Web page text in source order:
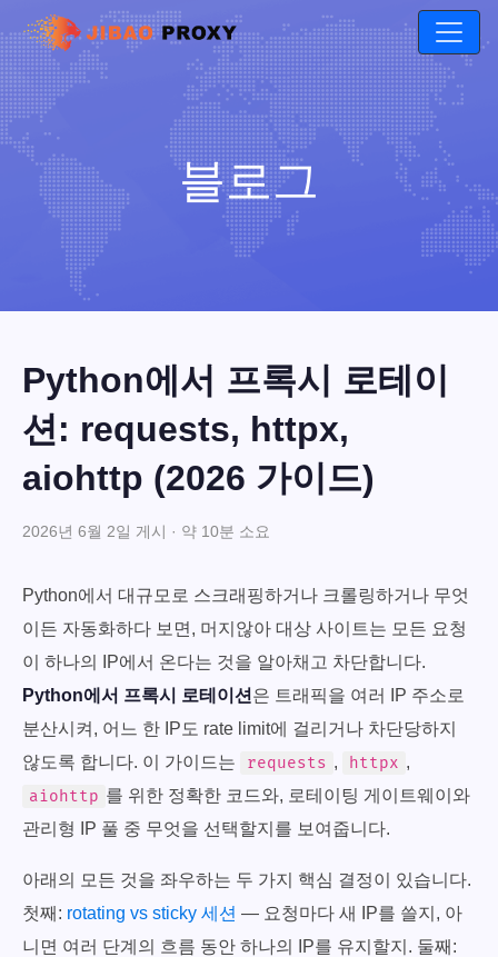
블로그
Python에서 프록시 로테이
션: requests, httpx,
aiohttp (2026 가이드)
2026년 6월 2일 게시 · 약 10분 소요
Python에서 대규모로 스크래핑하거나 크롤링하거나 무엇
이든 자동화하다 보면, 머지않아 대상 사이트는 모든 요청
이 하나의 IP에서 온다는 것을 알아채고 차단합니다.
Python에서 프록시 로테이션 은 트래픽을 여러 IP 주소로
분산시켜, 어느 한 IP도 rate limit에 걸리거나 차단당하지
않도록 합니다. 이 가이드는
requests , httpx ,
aiohttp 를 위한 정확한 코드와, 로테이팅 게이트웨이와
관리형 IP 풀 중 무엇을 선택할지를 보여줍니다.
아래의 모든 것을 좌우하는 두 가지 핵심 결정이 있습니다.
첫째: rotating vs sticky 세션 — 요청마다 새 IP를 쓸지, 아
니면 여러 단계의 흐름 동안 하나의 IP를 유지할지. 둘째: